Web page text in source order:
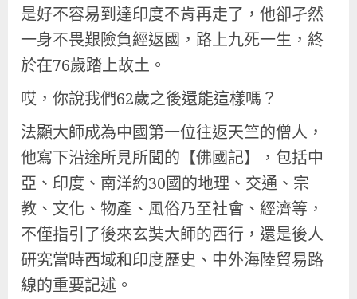
是好不容易到達印度不肯再走了，他卻孑然
一身不畏艱險負經返國，路上九死一生，終
於在76歲踏上故土。
哎，你說我們62歲之後還能這樣嗎？
法顯大師成為中國第一位往返天竺的僧人，
他寫下沿途所見所聞的【佛國記】，包括中
亞、印度、南洋約30國的地理、交通、宗
教、文化、物產、風俗乃至社會、經濟等，
不僅指引了後來玄奘大師的西行，還是後人
研究當時西域和印度歷史、中外海陸貿易路
線的重要記述。